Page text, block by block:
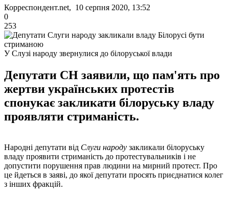
Корреспондент.net, 10 серпня 2020, 13:52
0
253
У Слузі народу звернулися до білоруської влади
Депутати СН заявили, що пам'ять про
жертви українських протестів
спонукає закликати білоруську владу
проявляти стриманість.
Народні депутати від Слуги народу закликали білоруську
владу проявити стриманість до протестувальників і не
допустити порушення прав людини на мирний протест. Про
це йдеться в заяві, до якої депутати просять приєднатися колег
з інших фракцій.